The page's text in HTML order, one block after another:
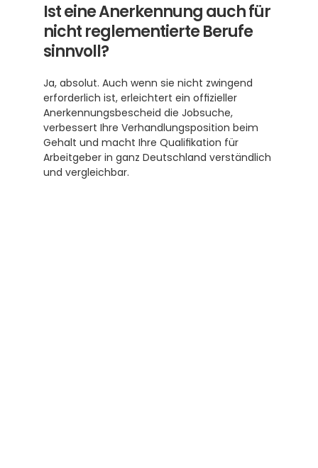
Ist eine Anerkennung auch für
nicht reglementierte Berufe
sinnvoll?
Ja, absolut. Auch wenn sie nicht zwingend
erforderlich ist, erleichtert ein offizieller
Anerkennungsbescheid die Jobsuche,
verbessert Ihre Verhandlungsposition beim
Gehalt und macht Ihre Qualifikation für
Arbeitgeber in ganz Deutschland verständlich
und vergleichbar.